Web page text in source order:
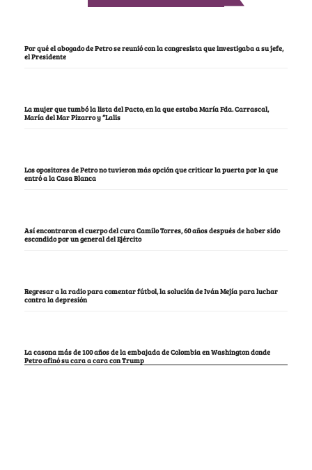
Por qué el abogado de Petro se reunió con la congresista que investigaba a su jefe,
el Presidente
La mujer que tumbó la lista del Pacto, en la que estaba María Fda. Carrascal,
María del Mar Pizarro y “Lalis
Los opositores de Petro no tuvieron más opción que criticar la puerta por la que
entró a la Casa Blanca
Así encontraron el cuerpo del cura Camilo Torres, 60 años después de haber sido
escondido por un general del Ejército
Regresar a la radio para comentar fútbol, la solución de Iván Mejía para luchar
contra la depresión
La casona más de 100 años de la embajada de Colombia en Washington donde
Petro afinó su cara a cara con Trump